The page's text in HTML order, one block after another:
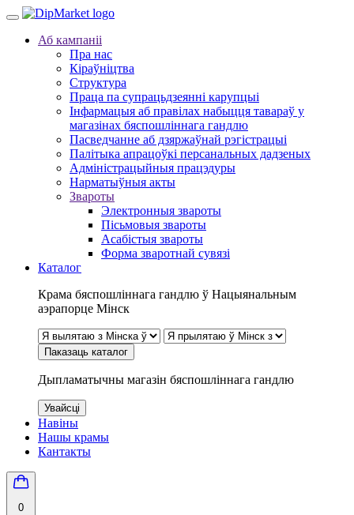
Аб кампаніі
Пра нас
Кіраўніцтва
Структура
Праца па супрацьдзеянні карупцыі
Інфармацыя аб правілах набыцця тавараў у
магазінах бяспошліннага гандлю
Пасведчанне аб дзяржаўнай рэгістрацыі
Палітыка апрацоўкі персанальных дадзеных
Адміністрацыйныя працэдуры
Нарматыўныя акты
Звароты
Электронныя звароты
Пісьмовыя звароты
Асабістыя звароты
Форма зваротнай сувязі
Каталог
Крама бяспошліннага гандлю ў Нацыянальным
аэрапорце Мінск
Паказаць каталог
Дыпламатычны магазін бяспошліннага гандлю
Увайсці
Навіны
Нашы крамы
Кантакты
0